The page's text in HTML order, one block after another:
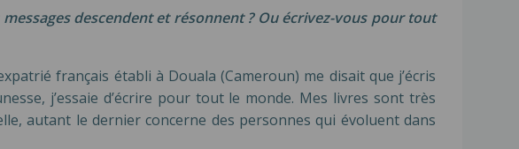
descendent et résonnent ? Ou écrivez-vous pour tout
français établi à Douala (Cameroun) me disait que j’écris
j’essaie d’écrire pour tout le monde. Mes livres sont très
autant le dernier concerne des personnes qui évoluent dans